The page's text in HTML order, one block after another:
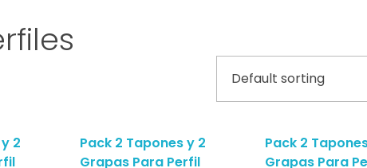
2
Pack 2 Tapones y 2
Grapas Para Perfil
Pack 2
Grapas Para